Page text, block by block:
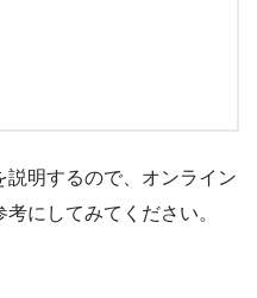
明するので、オンライン
にしてみてください。